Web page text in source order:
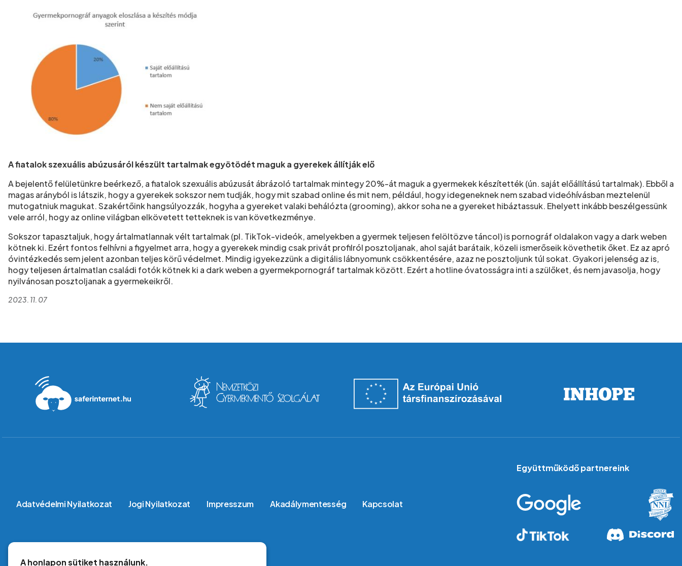
A fiatalok szexuális abúzusáról készült tartalmak egyötödét maguk a gyerekek állítják elő
A bejelentő felületünkre beérkező, a fiatalok szexuális abúzusát ábrázoló tartalmak mintegy 20%-át maguk a gyermekek készítették (ún. saját előállítású tartalmak). Ebből a
magas arányból is látszik, hogy a gyerekek sokszor nem tudják, hogy mit szabad online és mit nem, például, hogy idegeneknek nem szabad videóhívásban meztelenül
mutogatniuk magukat. Szakértőink hangsúlyozzák, hogyha a gyereket valaki behálózta (grooming), akkor soha ne a gyereket hibáztassuk. Ehelyett inkább beszélgessünk
vele arról, hogy az online világban elkövetett tetteknek is van következménye.
Sokszor tapasztaljuk, hogy ártalmatlannak vélt tartalmak (pl. TikTok-videók, amelyekben a gyermek teljesen felöltözve táncol) is pornográf oldalakon vagy a dark weben
kötnek ki. Ezért fontos felhívni a figyelmet arra, hogy a gyerekek mindig csak privát profilról posztoljanak, ahol saját barátaik, közeli ismerőseik követhetik őket. Ez az apró
óvintézkedés sem jelent azonban teljes körű védelmet. Mindig igyekezzünk a digitális lábnyomunk csökkentésére, azaz ne posztoljunk túl sokat. Gyakori jelenség az is,
hogy teljesen ártalmatlan családi fotók kötnek ki a dark weben a gyermekpornográf tartalmak között. Ezért a hotline óvatosságra inti a szülőket, és nem javasolja, hogy
nyilvánosan posztoljanak a gyermekeikről.
2023. 11. 07
Lábléc
Adatvédelmi Nyilatkozat Jogi Nyilatkozat Impresszum Akadálymentesség Kapcsolat
Együttműködő partnereink
A honlapon sütiket használunk.